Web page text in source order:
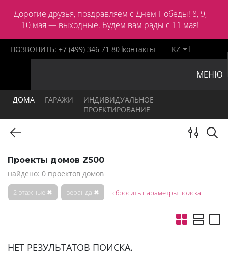
Дорогие друзья, поздравляем с Днем Победы! 8, 9,
10 мая — выходные. Будем вам рады с 11 мая!
ПОЗВОНИТЬ: +7 (499) 346 71 80 контакты KZ
МЕНЮ
ДОМА ГАРАЖИ
ИНДИВИДУАЛЬНОЕ
ПРОЕКТИРОВАНИЕ
Проекты домов Z500
найдено: 0 проектов домов
2-этажные ✖ веранда ✖ сбросить параметры поиска
НЕТ РЕЗУЛЬТАТОВ ПОИСКА.